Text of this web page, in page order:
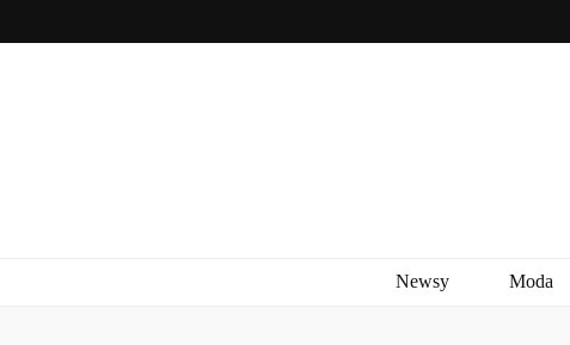
Newsy Moda